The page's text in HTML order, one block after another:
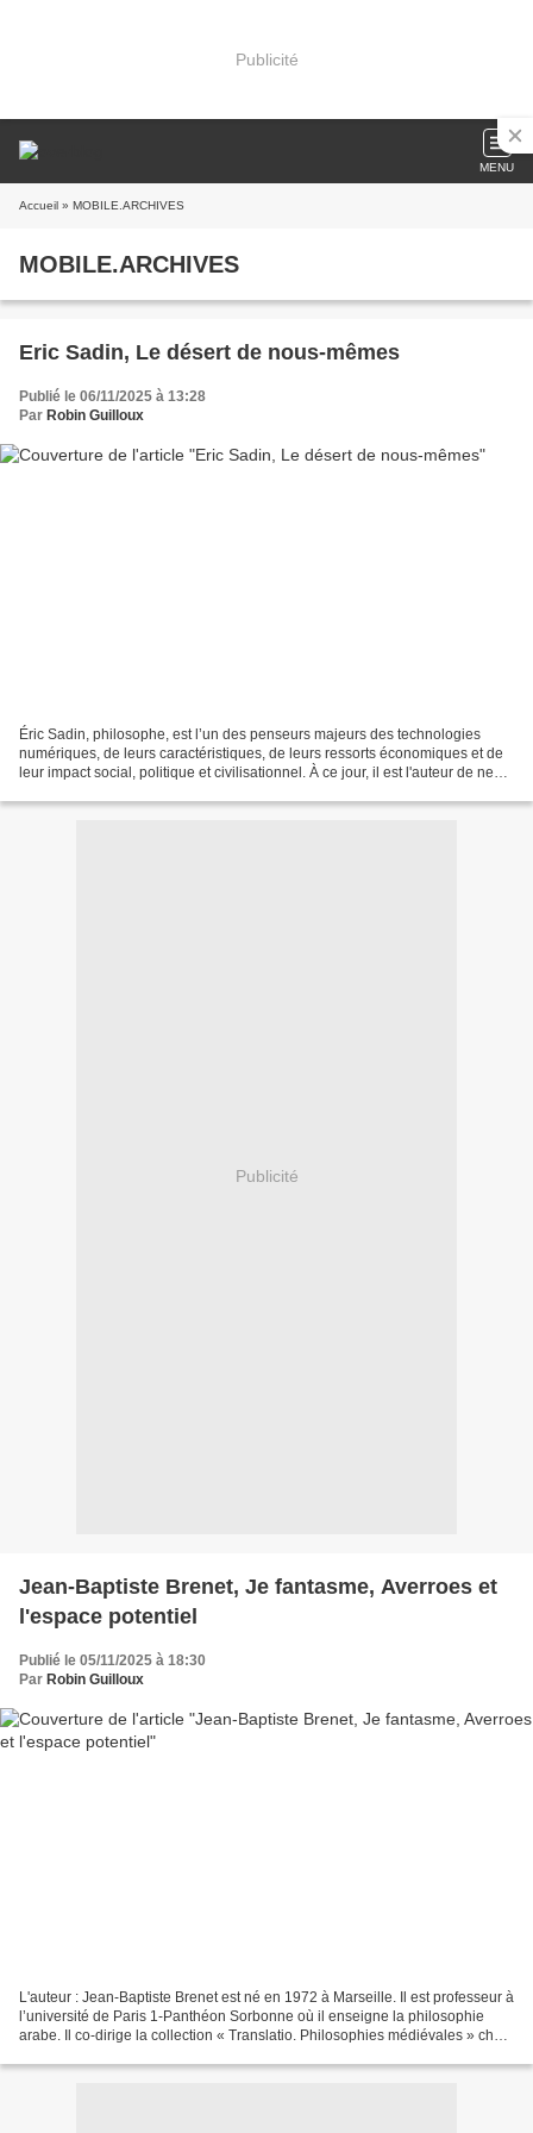
Publicité
MENU
Accueil » MOBILE.ARCHIVES
MOBILE.ARCHIVES
Eric Sadin, Le désert de nous-mêmes
Publié le 06/11/2025 à 13:28
Par Robin Guilloux
Éric Sadin, philosophe, est l’un des penseurs majeurs des technologies
numériques, de leurs caractéristiques, de leurs ressorts économiques et de
leur impact social, politique et civilisationnel. À ce jour, il est l'auteur de neuf
Publicité
Jean-Baptiste Brenet, Je fantasme, Averroes et
l'espace potentiel
Publié le 05/11/2025 à 18:30
Par Robin Guilloux
L'auteur : Jean-Baptiste Brenet est né en 1972 à Marseille. Il est professeur à
l’université de Paris 1-Panthéon Sorbonne où il enseigne la philosophie
arabe. Il co-dirige la collection « Translatio. Philosophies médiévales » chez